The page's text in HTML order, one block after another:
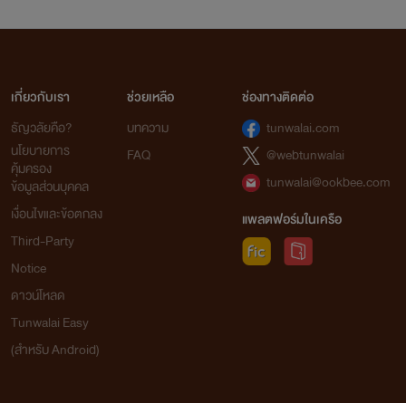
เกี่ยวกับเรา
ธัญวลัยคือ?
นโยบายการ
คุ้มครอง
ข้อมูลส่วนบุคคล
เงื่อนไขและข้อตกลง
Third-Party
Notice
ดาวน์โหลด
Tunwalai Easy
(สำหรับ Android)
ช่วยเหลือ
บทความ
FAQ
ช่องทางติดต่อ
tunwalai.com
@webtunwalai
tunwalai@ookbee.com
แพลตฟอร์มในเครือ